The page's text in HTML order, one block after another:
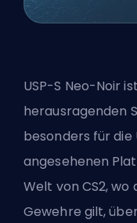
USP-S Neo-Noir
herausragenden
besonders für die
angesehenen
Welt von CS2,
Gewehre gilt,